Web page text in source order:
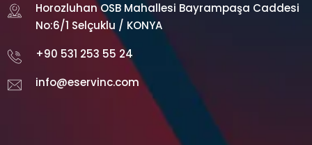
Horozluhan OSB Mahallesi Bayrampaşa Caddesi
No:6/1 Selçuklu / KONYA
+90 531 253 55 24
info@eservinc.com